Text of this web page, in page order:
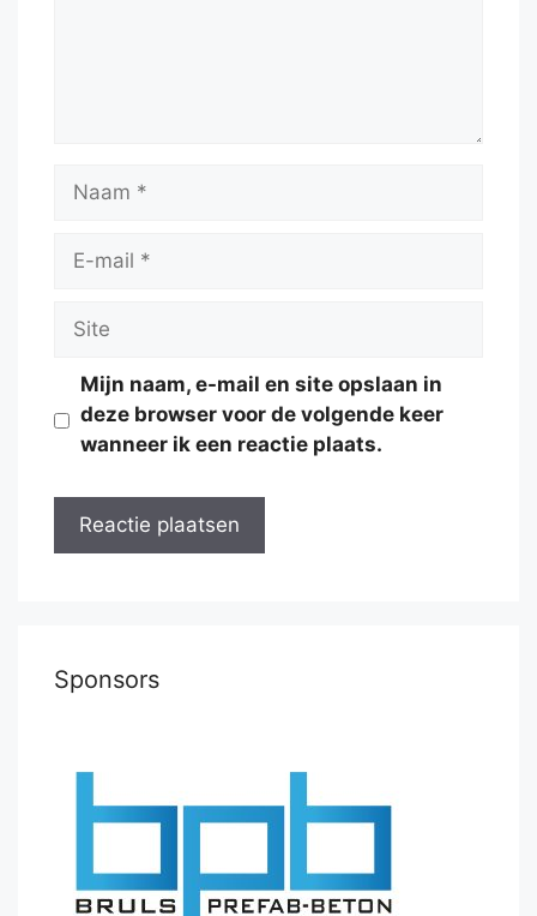
Naam
Site
Mijn naam, e-mail en site opslaan in
deze browser voor de volgende keer
wanneer ik een reactie plaats.
Sponsors